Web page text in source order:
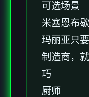
可选场景
米塞恩布歇
玛丽亚只
制造商，
巧
厨师